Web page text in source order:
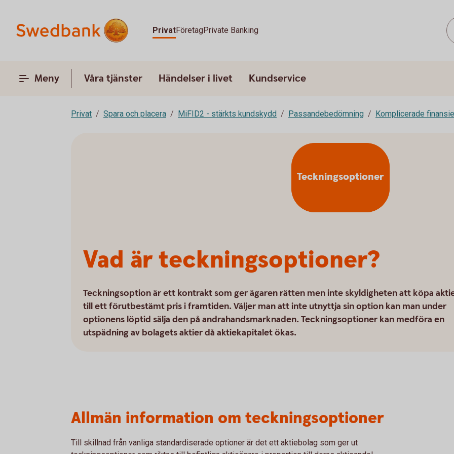
PrivatFöretagPrivate Banking
Meny Våra tjänster Händelser i livet Kundservice
Privat Spara och placera MiFID2 - stärkts kundskydd Passandebedömning Komplicerade
Vad är teckningsoptioner?
Teckningsoption är ett kontrakt som ger ägaren rätten men inte skyldigheten att köpa
till ett förutbestämt pris i framtiden. Väljer man att inte utnyttja sin option kan man under
optionens löptid sälja den på andrahandsmarknaden. Teckningsoptioner kan medföra en
utspädning av bolagets aktier då aktiekapitalet ökas.
Teckningsoptioner
Allmän information om teckningsoptioner
Till skillnad från vanliga standardiserade optioner är det ett aktiebolag som ger ut